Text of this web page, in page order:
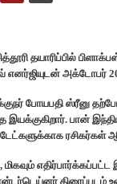
தயாரிப்பில்
அக்டோபர் 20,
போயபதி ஸ்ரீனு
பான்
ரசிகர்கள்
திரைப்படம்